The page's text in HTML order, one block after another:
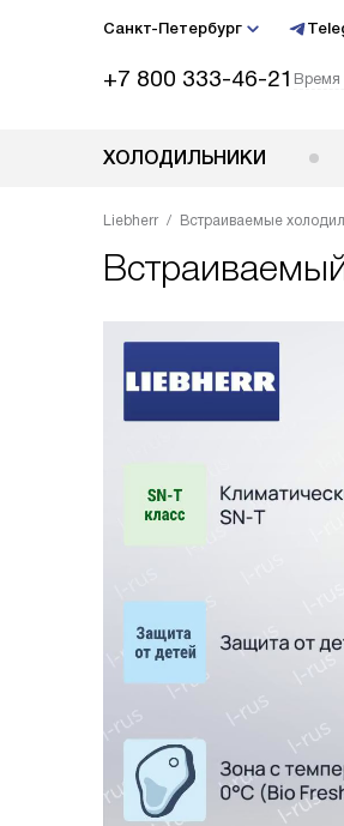
Санкт-Петербург
+7 800 333-46-21 Время
ХОЛОДИЛЬНИКИ
Liebherr Встраиваемые